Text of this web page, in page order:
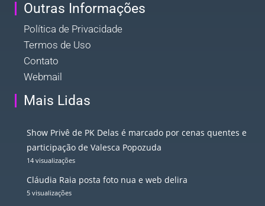
Outras Informações
Política de Privacidade
Termos de Uso
Contato
Webmail
Mais Lidas
Show Privê de PK Delas é marcado por cenas quentes e
participação de Valesca Popozuda
14 visualizações
Cláudia Raia posta foto nua e web delira
5 visualizações